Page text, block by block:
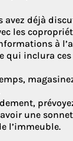
avez déjà
les
à
qui inclura
une
l’immeuble.